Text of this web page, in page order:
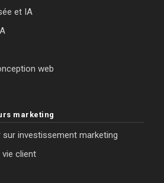
et IA
web
marketing
investissement marketing
vie client